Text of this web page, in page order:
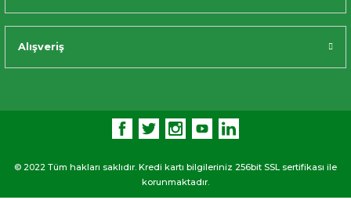
Alışveriş
© 2022 Tüm hakları saklıdır. Kredi kartı bilgileriniz 256bit SSL sertifikası ile
korunmaktadır.